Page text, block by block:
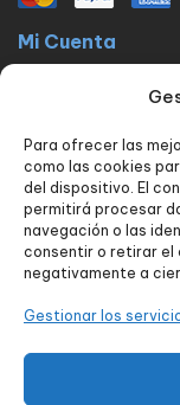
Para ofrecer las
como las cookies
del dispositivo. El
permitirá procesar
navegación o las
consentir o retirar
negativamente a
Gestionar los
Mi Cuenta
Políticas
FAQ Avisos legales
Política de envío y
Nuestros